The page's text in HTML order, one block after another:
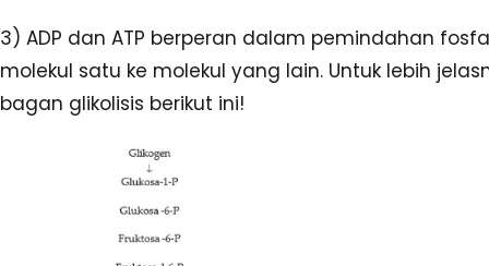
3) ADP dan ATP berperan dalam pemindahan
molekul satu ke molekul yang lain. Untuk lebih
bagan glikolisis berikut ini!